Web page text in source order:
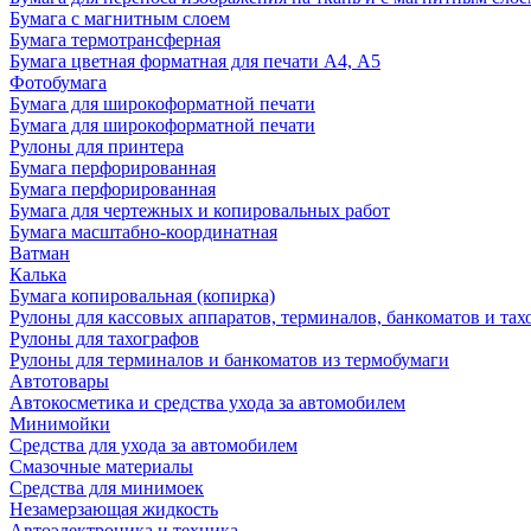
Бумага с магнитным слоем
Бумага термотрансферная
Бумага цветная форматная для печати А4, А5
Фотобумага
Бумага для широкоформатной печати
Бумага для широкоформатной печати
Рулоны для принтера
Бумага перфорированная
Бумага перфорированная
Бумага для чертежных и копировальных работ
Бумага масштабно-координатная
Ватман
Калька
Бумага копировальная (копирка)
Рулоны для кассовых аппаратов, терминалов, банкоматов и
Рулоны для тахографов
Рулоны для терминалов и банкоматов из термобумаги
Автотовары
Автокосметика и средства ухода за автомобилем
Минимойки
Средства для ухода за автомобилем
Смазочные материалы
Средства для минимоек
Незамерзающая жидкость